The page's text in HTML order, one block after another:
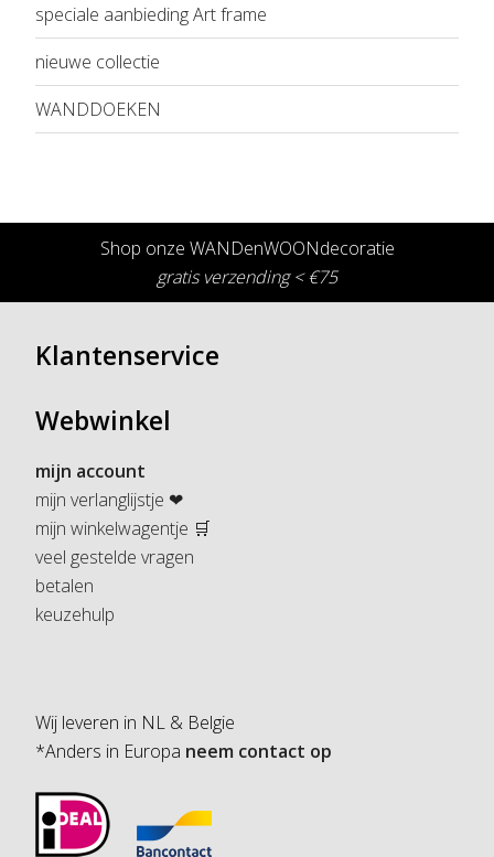
speciale aanbieding Art frame
nieuwe collectie
WANDDOEKEN
Shop onze WANDenWOONdecoratie
gratis verzending < €75
Klantenservice
Webwinkel
mijn account
mijn verlanglijstje ❤
mijn winkelwagentje 🛒
veel gestelde vragen
betalen
keuzehulp
Wij leveren in NL & Belgie
*Anders in Europa neem contact op